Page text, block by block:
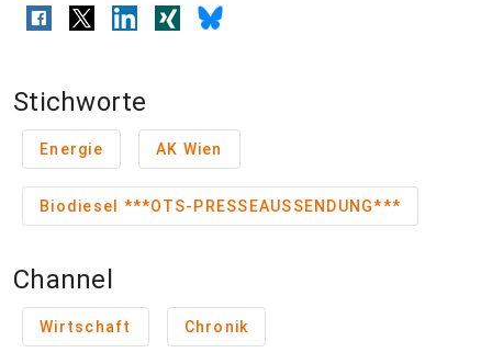
Stichworte
Energie AK Wien
Biodiesel ***OTS-PRESSEAUSSENDUNG***
Channel
Wirtschaft Chronik